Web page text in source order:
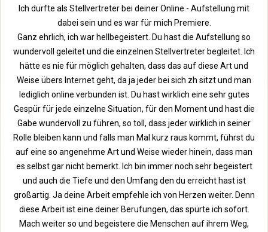
Ich durfte als Stellvertreter bei deiner Online - Aufstellung mit
dabei sein und es war für mich Premiere.
Ganz ehrlich, ich war hellbegeistert. Du hast die Aufstellung so
wundervoll geleitet und die einzelnen Stellvertreter begleitet. Ich
hätte es nie für möglich gehalten, dass das auf diese Art und
Weise übers Internet geht, da ja jeder bei sich zh sitzt und man
lediglich online verbunden ist. Du hast wirklich eine sehr gutes
Gespür für jede einzelne Situation, für den Moment und hast die
Gabe wundervoll zu führen, so toll, dass jeder wirklich in seiner
Rolle bleiben kann und falls man Mal kurz raus kommt, führst du
auf eine so angenehme Art und Weise wieder hinein, dass man
es selbst gar nicht bemerkt. Ich bin immer noch sehr begeistert
und auch die Tiefe und den Umfang den du erreicht hast ist
großartig. Ja deine Arbeit empfehle ich von Herzen weiter. Denn
diese Arbeit ist eine deiner Berufungen, das spürte ich sofort.
Mach weiter so und begeistere die Menschen auf ihrem Weg,